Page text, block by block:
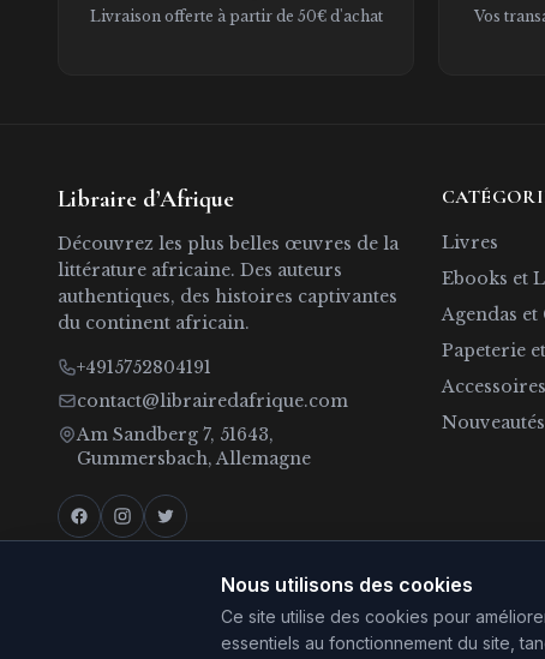
Livraison offerte à partir de 50€ d'achat
Vos
Libraire d’Afrique
Découvrez les plus belles œuvres de la
littérature africaine. Des auteurs
authentiques, des histoires captivantes
du continent africain.
+4915752804191
contact@librairedafrique.com
Am Sandberg 7, 51643,
Gummersbach, Allemagne
Livres
Ebooks et
Agendas
Papeterie
Accessoires
Nouveautés
Nous utilisons des cookies
Ce site utilise des cookies pour
essentiels au fonctionnement du site,